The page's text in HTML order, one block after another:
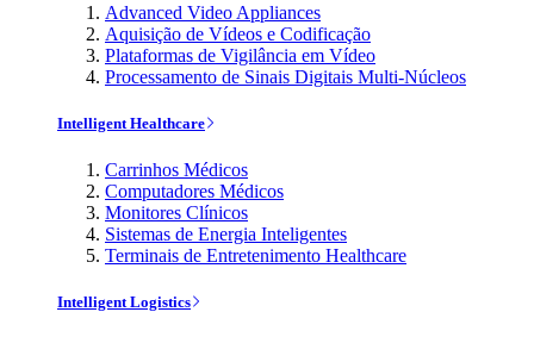
Advanced Video Appliances
Aquisição de Vídeos e Codificação
Plataformas de Vigilância em Vídeo
Processamento de Sinais Digitais Multi-Núcleos
Intelligent Healthcare
Carrinhos Médicos
Computadores Médicos
Monitores Clínicos
Sistemas de Energia Inteligentes
Terminais de Entretenimento Healthcare
Intelligent Logistics